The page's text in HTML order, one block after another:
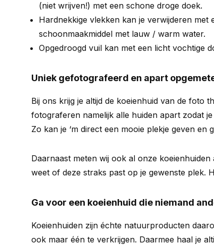
(niet wrijven!) met een schone droge doek.
Hardnekkige vlekken kan je verwijderen met
schoonmaakmiddel met lauw / warm water.
Opgedroogd vuil kan met een licht vochtige
Uniek gefotografeerd en apart
Bij ons krijg je altijd de koeienhuid van de foto
fotograferen namelijk alle huiden apart zodat
Zo kan je ‘m direct een mooie plekje geven en
Daarnaast meten wij ook al onze
weet of deze straks past op je gewenste plek.
Ga voor een koeienhuid die niemand
Koeienhuiden zijn échte natuurproducten
ook maar één te verkrijgen. Daarmee haal je